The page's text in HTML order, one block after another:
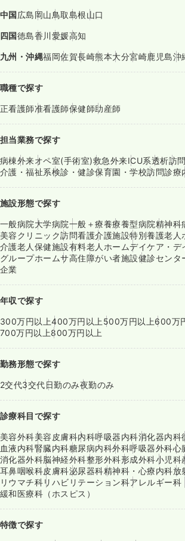
中国広島岡山鳥取島根山口
四国徳島香川愛媛高知
九州・沖縄福岡佐賀長崎熊本大分宮崎鹿児島沖
職種で探す
正看護師准看護師保健師助産師
担当業務で探す
病棟外来オペ室(手術室)救急外来ICU系透析訪
介護・福祉系検診・健診保育園・学校訪問診療
施設形態で探す
一般病院大学病院一般＋療養療養型病院精神科
美容クリニック訪問看護介護施設特別養護老人
介護老人保健施設有料老人ホームデイケア・デ
グループホームサ高住障がい者施設健診センタ
企業
年収で探す
300万円以上400万円以上 500万円以上600万
700万円以上800万円以上
勤務形態で探す
2交代3交代日勤のみ夜勤のみ
診療科目で探す
美容外科美容皮膚科内科呼吸器内科消化器内科
血液内科腎臓内科糖尿病内科外科呼吸器外科心
消化器外科脳神経外科整形外科形成外科小児科
耳鼻咽喉科皮膚科泌尿器科精神科・心療内科放
リウマチ科リハビリテーション科アレルギー科
緩和医療科（ホスピス）
特徴で探す